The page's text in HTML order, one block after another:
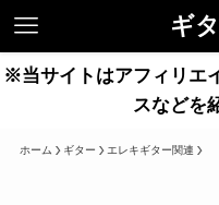
ギ
※当サイトはアフィリエ
スなどを
ホーム ギター エレキギター関連